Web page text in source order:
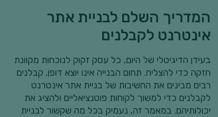
המדריך השלם לבניית אתר
אינטרנט לקבלנים
בעידן הדיגיטלי של היום, כל עסק זקוק לנוכחות מקוונת
חזקה כדי להצליח. תחום הבנייה אינו יוצא דופן. קבלנים
רבים מבינים את החשיבות של בניית אתר אינטרנט
לקבלנים כדי למשוך לקוחות פוטנציאליים ולהציג את
יכולותיהם. במאמר זה, נעמיק בכל מה שקשור לבניית